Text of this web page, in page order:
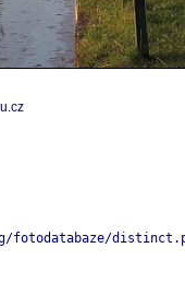
fotodatabaze/